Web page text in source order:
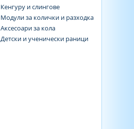
Кенгуру и слингове
Модули за колички и разходка
Аксесоари за кола
Детски и ученически раници